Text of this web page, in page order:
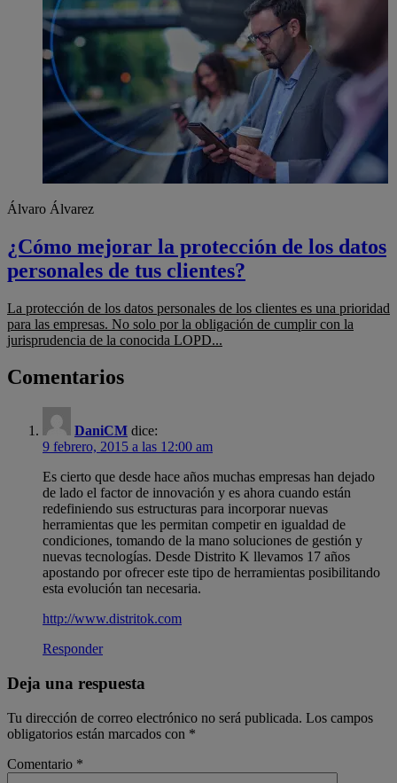
Álvaro Álvarez
¿Cómo mejorar la protección de los datos
personales de tus clientes?
La protección de los datos personales de los clientes es una prioridad
para las empresas. No solo por la obligación de cumplir con la
jurisprudencia de la conocida LOPD...
Comentarios
DaniCM dice:
9 febrero, 2015 a las 12:00 am
Es cierto que desde hace años muchas empresas han dejado
de lado el factor de innovación y es ahora cuando están
redefiniendo sus estructuras para incorporar nuevas
herramientas que les permitan competir en igualdad de
condiciones, tomando de la mano soluciones de gestión y
nuevas tecnologías. Desde Distrito K llevamos 17 años
apostando por ofrecer este tipo de herramientas posibilitando
esta evolución tan necesaria.
http://www.distritok.com
Responder
Deja una respuesta
Tu dirección de correo electrónico no será publicada. Los campos
obligatorios están marcados con *
Comentario *